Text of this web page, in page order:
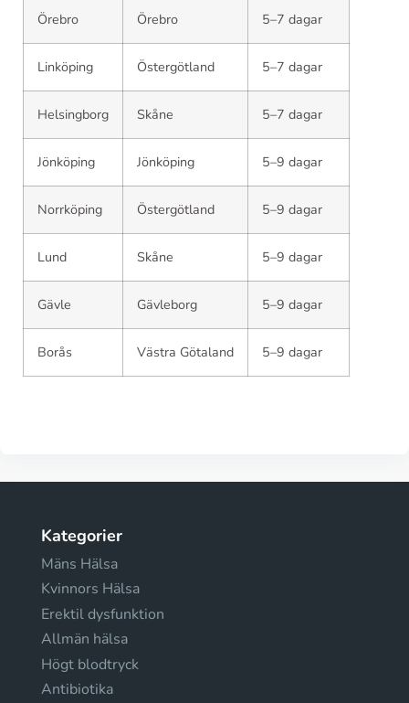
Örebro Örebro 5–7 dagar
Linköping Östergötland 5–7 dagar
Helsingborg Skåne 5–7 dagar
Jönköping Jönköping 5–9 dagar
Norrköping Östergötland 5–9 dagar
Lund Skåne 5–9 dagar
Gävle Gävleborg 5–9 dagar
Borås Västra Götaland 5–9 dagar
Kategorier
Mäns Hälsa
Kvinnors Hälsa
Erektil dysfunktion
Allmän hälsa
Högt blodtryck
Antibiotika